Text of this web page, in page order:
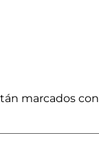
marcados con